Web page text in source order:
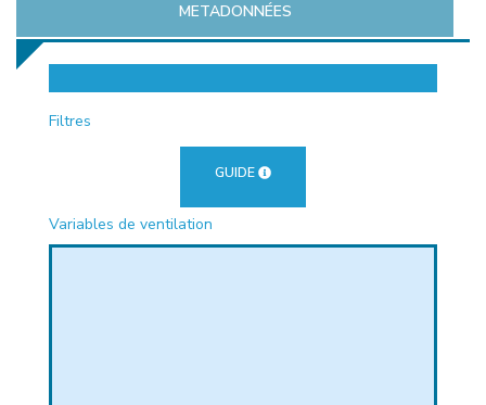
METADONNÉES
Filtres
GUIDE
Variables de ventilation